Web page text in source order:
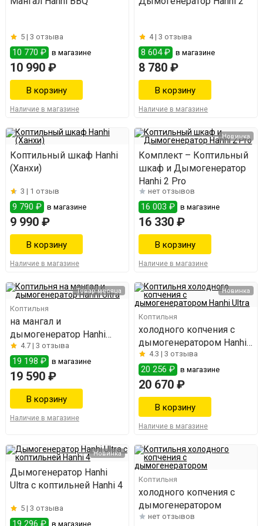
5 | 3 отзыва
10 770 ₽ в магазине
10 990 ₽
Наличие в магазине
4 |3 отзыва
8 604 ₽ в магазине
8 780 ₽
Наличие в магазине
Коптильный шкаф Hanhi
(Ханхи)
3 | 1 отзыв
9 790 ₽ в магазине
9 990 ₽
Наличие в магазине
Новинка
Комплект – Коптильный
шкаф и Дымогенератор
Hanhi 2 Pro
нет отзывов
16 003 ₽ в магазине
16 330 ₽
Наличие в магазине
Товар месяца
Коптильня
на мангал и
дымогенератор Hanhi
Ultra
4.7 | 3 отзыва
19 198 ₽ в магазине
19 590 ₽
Наличие в магазине
Новинка
Коптильня
холодного копчения с
дымогенератором Hanhi
Ultra4.3 |3 отзыва
20 256 ₽ в магазине
20 670 ₽
Наличие в магазине
Новинка
Дымогенератор Hanhi
Ultra с коптильней Hanhi 4
5 | 3 отзыва
19 296 ₽ в магазине
Коптильня
холодного копчения с
дымогенератором
нет отзывов